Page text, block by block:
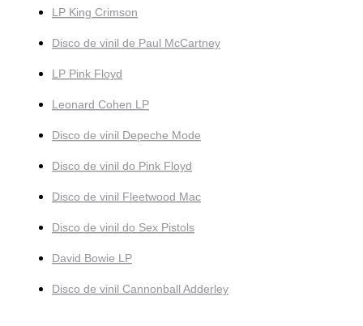
LP King Crimson
Disco de vinil de Paul McCartney
LP Pink Floyd
Leonard Cohen LP
Disco de vinil Depeche Mode
Disco de vinil do Pink Floyd
Disco de vinil Fleetwood Mac
Disco de vinil do Sex Pistols
David Bowie LP
Disco de vinil Cannonball Adderley